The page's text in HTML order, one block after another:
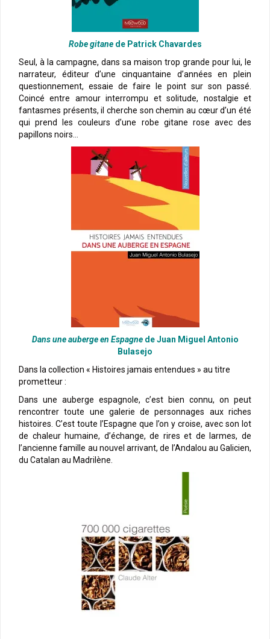
Robe gitanede Patrick Chavardes
Seul, à la campagne, dans sa maison trop grande pour lui, le
narrateur, éditeur d’une cinquantaine d’années en plein
questionnement, essaie de faire le point sur son passé.
Coincé entre amour interrompu et solitude, nostalgie et
fantasmes présents, il cherche son chemin au cœur d’un été
qui prend les couleurs d’une robe gitane rose avec des
papillons noirs…
Dans une auberge en Espagnede Juan Miguel Antonio
Bulasejo
Dans la collection « Histoires jamais entendues » au titre
prometteur :
Dans une auberge espagnole, c’est bien connu, on peut
rencontrer toute une galerie de personnages aux riches
histoires. C’est toute l’Espagne que l’on y croise, avec son lot
de chaleur humaine, d’échange, de rires et de larmes, de
l’ancienne famille au nouvel arrivant, de l’Andalou au Galicien,
du Catalan au Madrilène.